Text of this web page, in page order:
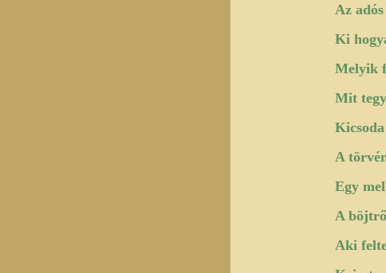
Az
Ki
Melyik
Mit
Kicsoda
A
Egy
A
Aki